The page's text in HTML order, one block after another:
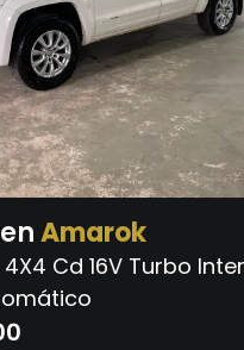
Amarok
Cd 16V Turbo